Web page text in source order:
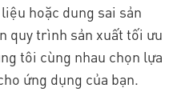
hoặc dung sai sản
quy trình sản xuất tối ưu
tôi cùng nhau chọn lựa
ứng dụng của bạn.